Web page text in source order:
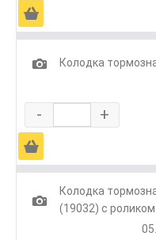
Ä
1
Колодка
- +
Ä
1
Колодка
(19032) с